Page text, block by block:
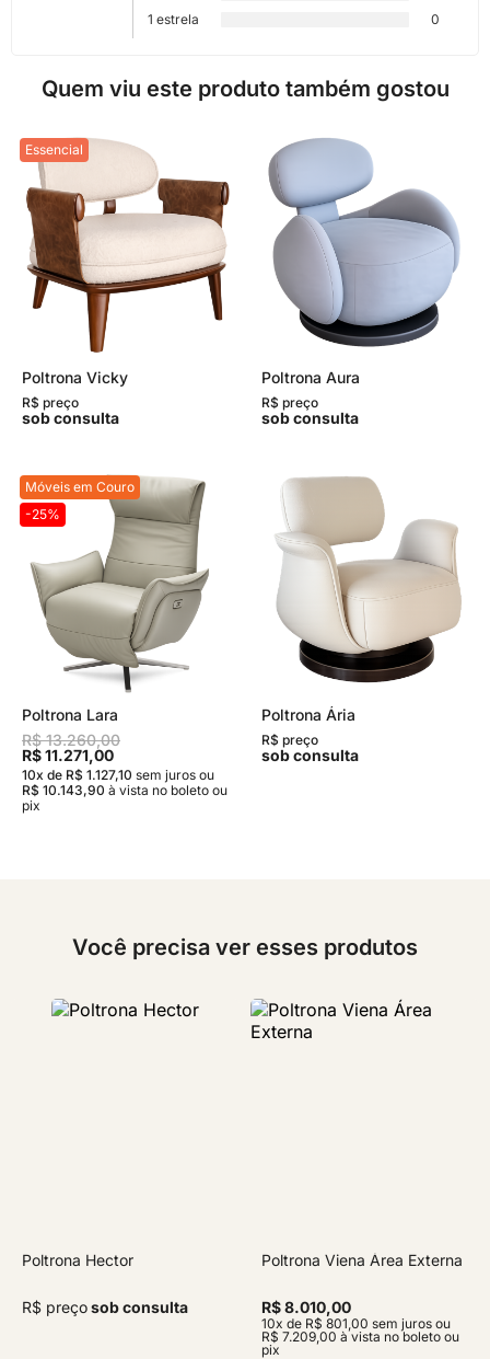
1 estrela
0
Quem viu este produto também gostou
Essencial
Poltrona Vicky
R$ preço
sob consulta
Poltrona Aura
R$ preço
sob consulta
Móveis em Couro
-25%
Poltrona Lara
R$ 13.260,00
R$ 11.271,00
10x de R$ 1.127,10 sem juros ou
R$ 10.143,90 à vista no boleto ou
pix
Poltrona Ária
R$ preço
sob consulta
Você precisa ver esses produtos
Poltrona Hector
R$ preçosob consulta
Poltrona Viena Área Externa
R$ 8.010,00
10x de R$ 801,00 sem juros ou
R$ 7.209,00 à vista no boleto ou
pix